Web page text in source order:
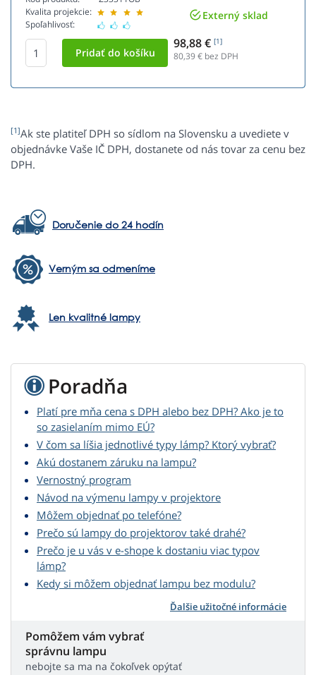
Kvalita projekcie:
Spoľahlivosť:
Externý sklad
98,88 € [1]
80,39€ bez DPH
[1]Ak ste platiteľ DPH so sídlom na Slovensku a uvediete v
objednávke Vaše IČ DPH, dostanete od nás tovar za cenu bez
DPH.
Doručenie do 24 hodín
Verným sa odmeníme
Len kvalitné lampy
Poradňa
Platí pre mňa cena s DPH alebo bez DPH? Ako je to
so zasielaním mimo EÚ?
V čom sa líšia jednotlivé typy lámp? Ktorý vybrať?
Akú dostanem záruku na lampu?
Vernostný program
Návod na výmenu lampy v projektore
Môžem objednať po telefóne?
Prečo sú lampy do projektorov také drahé?
Prečo je u vás v e-shope k dostaniu viac typov
lámp?
Kedy si môžem objednať lampu bez modulu?
Ďalšie užitočné informácie
Pomôžem vám vybrať
správnu lampu
nebojte sa ma na čokoľvek opýtať